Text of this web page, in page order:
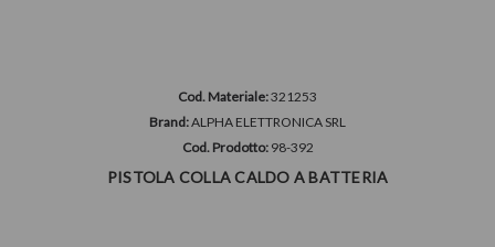
Cod. Materiale:321253
Brand:ALPHA ELETTRONICA SRL
Cod. Prodotto: 98-392
PISTOLA COLLA CALDO A BATTERIA